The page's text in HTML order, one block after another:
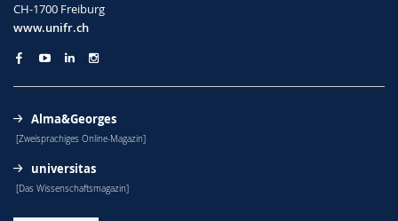
CH-1700 Freiburg
www.unifr.ch
Alma&Georges
[Zweisprachiges Online-Magazin]
universitas
[Das Wissenschaftsmagazin]